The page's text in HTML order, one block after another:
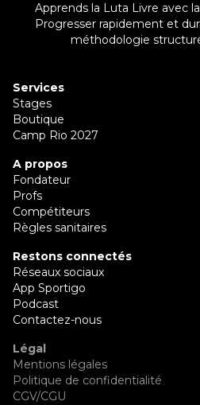
Apprends la Luta Livre avec
Progresser rapidement et
méthodologie
Services
Stages
Boutique
Camp Rio 2027
A propos
Fondateur
Profs
Compétiteurs
Règles sanitaires
Restons connectés
Réseaux sociaux
App Sportigo
Podcast
Contactez-nous
Légal
Mentions légales
Politique de confidentialité
CGV/CGU